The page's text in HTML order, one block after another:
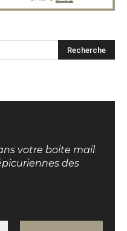
votre boite mail
des